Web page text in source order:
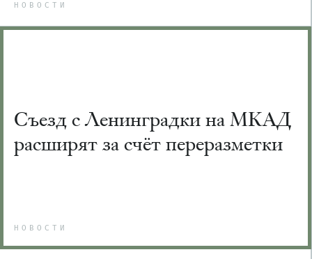
НОВОСТИ
Съезд с Ленинградки на МКАД
расширят за счёт переразметки
НОВОСТИ